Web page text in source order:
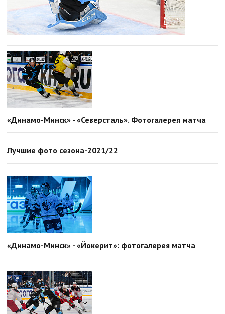
«Динамо-Минск» - «Северсталь». Фотогалерея матча
Лучшие фото сезона-2021/22
«Динамо-Минск» - «Йокерит»: фотогалерея матча